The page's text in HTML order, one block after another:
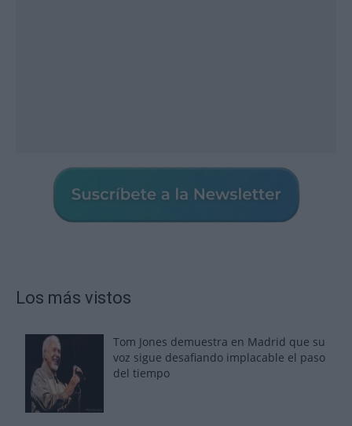
Los más vistos
Tom Jones demuestra en Madrid que su
voz sigue desafiando implacable el paso
del tiempo